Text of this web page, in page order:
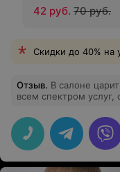
42 руб. 70 руб.
Скидки до 40% на
Отзыв. В салоне
всем спектром